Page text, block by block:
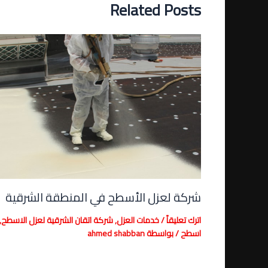
Related Posts
شركة لعزل الأسطح في المنطقة الشرقية
اترك تعليقاً/خدمات العزل,شركة اتقان الشرقية لعزل الاسطح
اسطح/ بواسطةahmed shabban